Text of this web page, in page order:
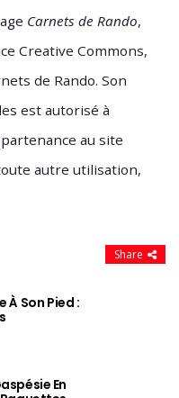
Carnets de Rando,
Creative Commons,
de Rando. Son
est autorisé à
au site
autre utilisation,
Share
À Son Pied :
En